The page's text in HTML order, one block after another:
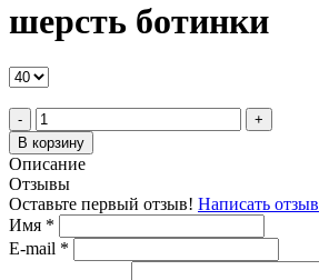
шерсть ботинки
-
+
В корзину
Описание
Отзывы
Оставьте первый отзыв! Написать отзыв
Имя *
E-mail *